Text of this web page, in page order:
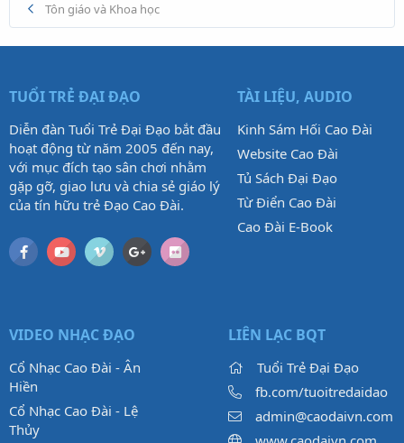
Tôn giáo và Khoa học
TUỔI TRẺ ĐẠI ĐẠO
Diễn đàn Tuổi Trẻ Đại Đạo bắt đầu
hoạt động từ năm 2005 đến nay,
với mục đích tạo sân chơi nhằm
gặp gỡ, giao lưu và chia sẻ giáo lý
của tín hữu trẻ Đạo Cao Đài.
TÀI LIỆU, AUDIO
Kinh Sám Hối Cao Đài
Website Cao Đài
Tủ Sách Đại Đạo
Từ Điển Cao Đài
Cao Đài E-Book
VIDEO NHẠC ĐẠO
Cổ Nhạc Cao Đài - Ân
Hiền
Cổ Nhạc Cao Đài - Lệ
Thủy
LIÊN LẠC BQT
Tuổi Trẻ Đại Đạo
fb.com/tuoitredaidao
admin@caodaivn.com